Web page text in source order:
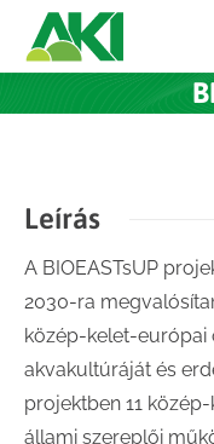
Leírás
A BIOEASTsUP
2030-ra
közép-kelet-európai
akvakultúráját és
projektben 11
állami szereplői